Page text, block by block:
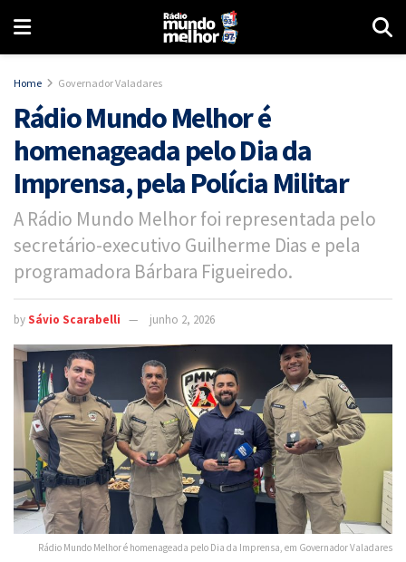
Home Governador Valadares
Rádio Mundo Melhor é
homenageada pelo Dia da
Imprensa, pela Polícia Militar
A Rádio Mundo Melhor foi representada pelo
secretário-executivo Guilherme Dias e pela
programadora Bárbara Figueiredo.
bySávio Scarabelli junho 2, 2026
Rádio Mundo Melhor é homenageada pelo Dia da Imprensa, em Governador Valadares